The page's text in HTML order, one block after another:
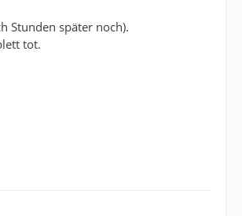
Stunden später noch).
tot.